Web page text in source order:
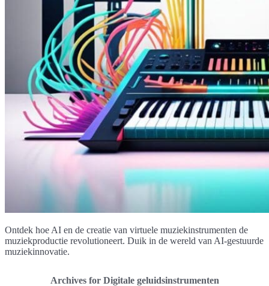
Ontdek hoe AI en de creatie van virtuele muziekinstrumenten de
muziekproductie revolutioneert. Duik in de wereld van AI-gestuurde
muziekinnovatie.
Archives for Digitale geluidsinstrumenten